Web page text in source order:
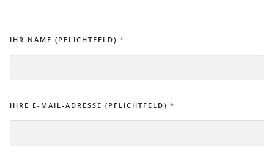
IHR NAME (PFLICHTFELD) *
IHRE E-MAIL-ADRESSE (PFLICHTFELD) *